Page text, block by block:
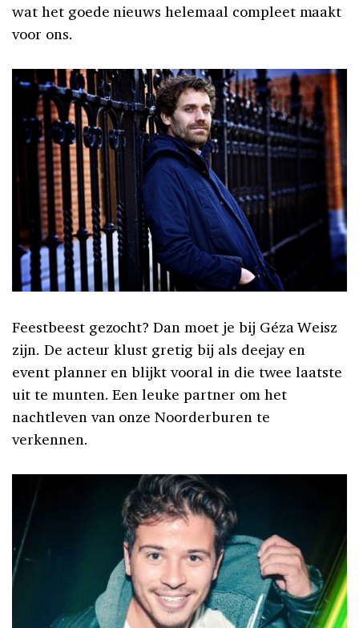
wat het goede nieuws helemaal compleet maakt
voor ons.
Feestbeest gezocht? Dan moet je bij Géza Weisz
zijn. De acteur klust gretig bij als deejay en
event planner en blijkt vooral in die twee laatste
uit te munten. Een leuke partner om het
nachtleven van onze Noorderburen te
verkennen.